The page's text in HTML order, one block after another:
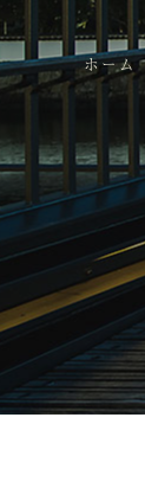
ホーム